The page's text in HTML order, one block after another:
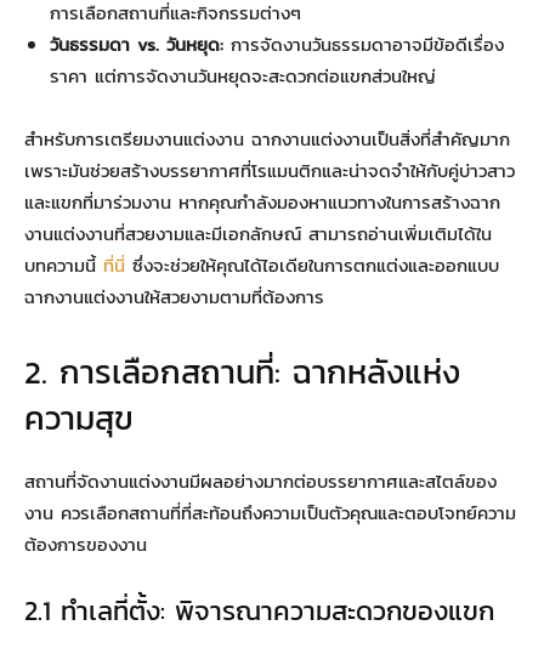
การเลือกสถานที่และกิจกรรมต่างๆ
วันธรรมดา vs. วันหยุด: การจัดงานวันธรรมดาอาจมีข้อดีเรื่อง
ราคา แต่การจัดงานวันหยุดจะสะดวกต่อแขกส่วนใหญ่
สำหรับการเตรียมงานแต่งงาน ฉากงานแต่งงานเป็นสิ่งที่สำคัญมาก
เพราะมันช่วยสร้างบรรยากาศที่โรแมนติกและน่าจดจำให้กับคู่บ่าวสาว
และแขกที่มาร่วมงาน หากคุณกำลังมองหาแนวทางในการสร้างฉาก
งานแต่งงานที่สวยงามและมีเอกลักษณ์ สามารถอ่านเพิ่มเติมได้ใน
บทความนี้ ที่นี่ ซึ่งจะช่วยให้คุณได้ไอเดียในการตกแต่งและออกแบบ
ฉากงานแต่งงานให้สวยงามตามที่ต้องการ
2. การเลือกสถานที่: ฉากหลังแห่ง
ความสุข
สถานที่จัดงานแต่งงานมีผลอย่างมากต่อบรรยากาศและสไตล์ของ
งาน ควรเลือกสถานที่ที่สะท้อนถึงความเป็นตัวคุณและตอบโจทย์ความ
ต้องการของงาน
2.1 ทำเลที่ตั้ง: พิจารณาความสะดวกของแขก